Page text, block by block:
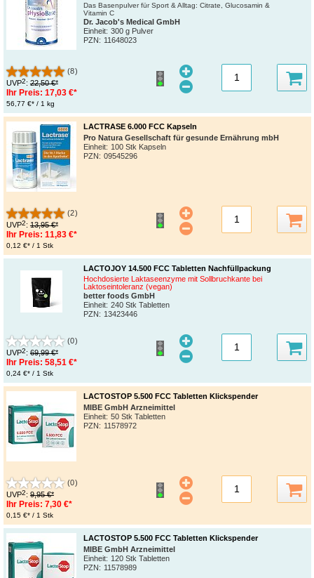
Das Basenpulver für Sport & Alltag: Citrate, Glucosamin &
Vitamin C
Dr. Jacob's Medical GmbH
Einheit: 300 g Pulver
PZN: 11648023
(8)
UVP2: 22,50 €*
Ihr Preis: 17,03 €*
56,77 €* / 1 kg
LACTRASE 6.000 FCC Kapseln
Pro Natura Gesellschaft für gesunde Ernährung mbH
Einheit: 100 Stk Kapseln
PZN: 09545296
(2)
UVP2: 13,95 €*
Ihr Preis: 11,83 €*
0,12 €* / 1 Stk
LACTOJOY 14.500 FCC Tabletten Nachfüllpackung
Hochdosierte Laktaseenzyme mit Sollbruchkante bei
Laktoseintoleranz (vegan)
better foods GmbH
Einheit: 240 Stk Tabletten
PZN: 13423446
(0)
UVP2: 69,99 €*
Ihr Preis: 58,51 €*
0,24 €* / 1 Stk
LACTOSTOP 5.500 FCC Tabletten Klickspender
MIBE GmbH Arzneimittel
Einheit: 50 Stk Tabletten
PZN: 11578972
(0)
UVP2: 9,95 €*
Ihr Preis: 7,30 €*
0,15 €* / 1 Stk
LACTOSTOP 5.500 FCC Tabletten Klickspender
MIBE GmbH Arzneimittel
Einheit: 120 Stk Tabletten
PZN: 11578989